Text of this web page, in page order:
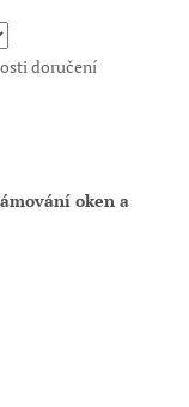
doručení
oken a